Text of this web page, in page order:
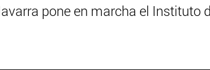
pone en marcha el Instituto